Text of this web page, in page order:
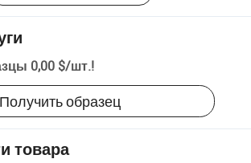
0,00 $/шт.!
Получить образец
товара